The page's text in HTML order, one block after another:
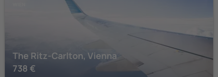
The Ritz-Carlton, Vienna
738 €